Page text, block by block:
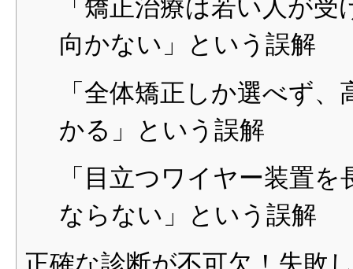
「矯正治療は若い人が
向かない」という誤解
「全体矯正しか選べず
かる」という誤解
「目立つワイヤー装置
ならない」という誤解